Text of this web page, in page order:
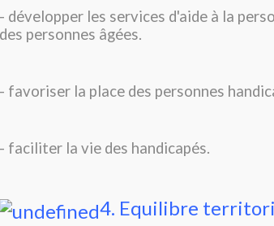
- développer les services d'aide à la
des personnes âgées.
- favoriser la place des personnes
- faciliter la vie des handicapés.
4. Equilibre